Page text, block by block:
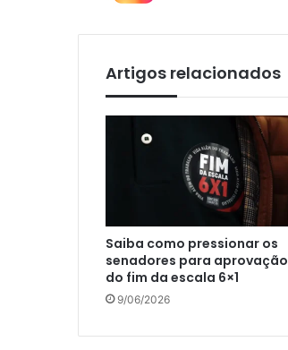
Artigos relacionados
Saiba como pressionar os
senadores para aprovação
do fim da escala 6×1
9/06/2026